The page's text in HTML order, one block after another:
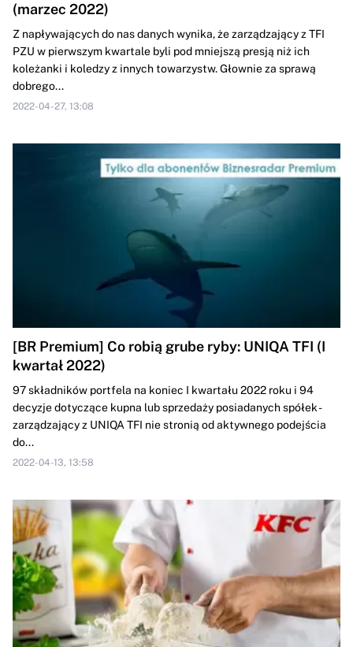
(marzec 2022)
Z napływających do nas danych wynika, że zarządzający z TFI
PZU w pierwszym kwartale byli pod mniejszą presją niż ich
koleżanki i koledzy z innych towarzystw. Głownie za sprawą
dobrego...
2022-04-27, 13:08
[BR Premium] Co robią grube ryby: UNIQA TFI (I
kwartał 2022)
97 składników portfela na koniec I kwartału 2022 roku i 94
decyzje dotyczące kupna lub sprzedaży posiadanych spółek -
zarządzający z UNIQA TFI nie stronią od aktywnego podejścia
do...
2022-04-13, 13:58